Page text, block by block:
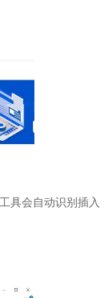
具会自动识别插入